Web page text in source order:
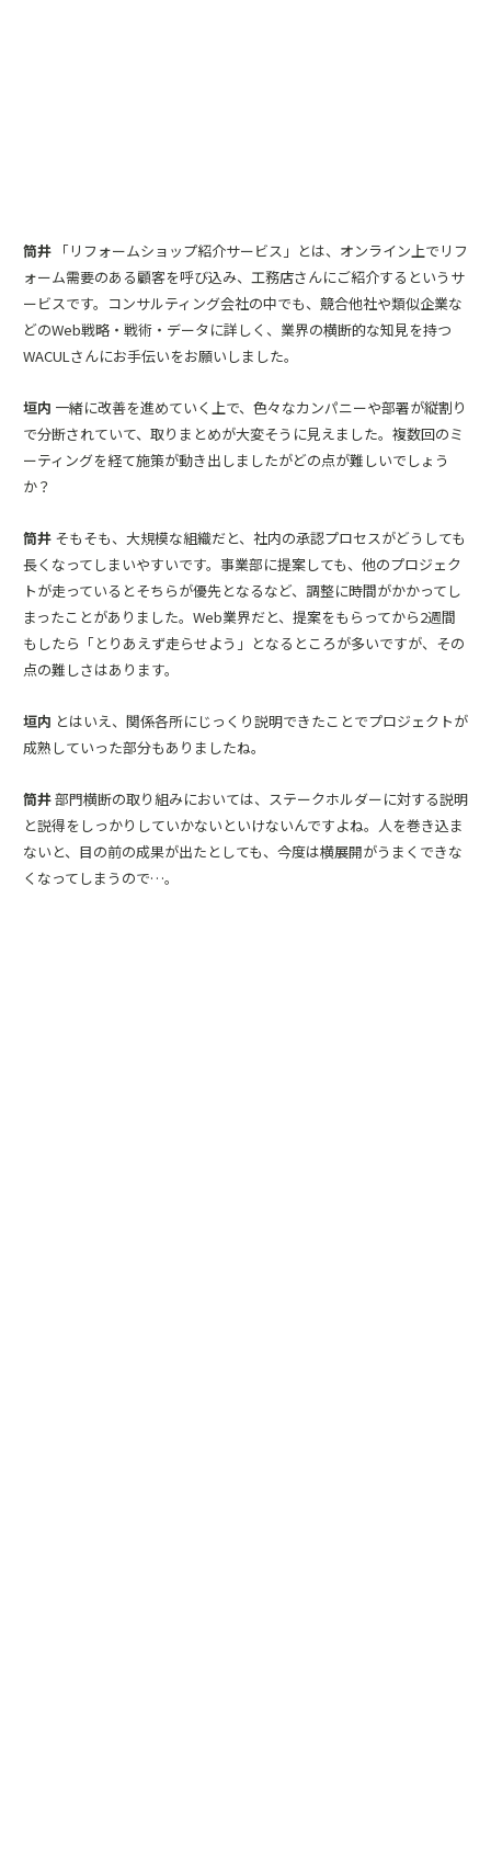
筒井 「リフォームショップ紹介サービス」とは、オンライン上でリフ
ォーム需要のある顧客を呼び込み、工務店さんにご紹介するというサ
ービスです。コンサルティング会社の中でも、競合他社や類似企業な
どのWeb戦略・戦術・データに詳しく、業界の横断的な知見を持つ
WACULさんにお手伝いをお願いしました。
垣内 一緒に改善を進めていく上で、色々なカンパニーや部署が縦割り
で分断されていて、取りまとめが大変そうに見えました。複数回のミ
ーティングを経て施策が動き出しましたがどの点が難しいでしょう
か？
筒井 そもそも、大規模な組織だと、社内の承認プロセスがどうしても
長くなってしまいやすいです。事業部に提案しても、他のプロジェク
トが走っているとそちらが優先となるなど、調整に時間がかかってし
まったことがありました。Web業界だと、提案をもらってから2週間
もしたら「とりあえず走らせよう」となるところが多いですが、その
点の難しさはあります。
垣内 とはいえ、関係各所にじっくり説明できたことでプロジェクトが
成熟していった部分もありましたね。
筒井部門横断の取り組みにおいては、ステークホルダーに対する説明
と説得をしっかりしていかないといけないんですよね。人を巻き込ま
ないと、目の前の成果が出たとしても、今度は横展開がうまくできな
くなってしまうので…。